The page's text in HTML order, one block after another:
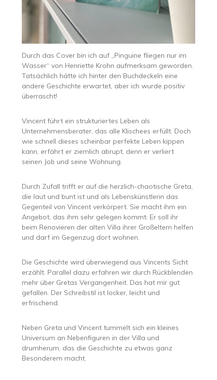
Durch das Cover bin ich auf „Pinguine fliegen nur im
Wasser“ von Henriette Krohn aufmerksam geworden.
Tatsächlich hätte ich hinter den Buchdeckeln eine
andere Geschichte erwartet, aber ich wurde positiv
überrascht!
Vincent führt ein strukturiertes Leben als
Unternehmensberater, das alle Klischees erfüllt. Doch
wie schnell dieses scheinbar perfekte Leben kippen
kann, erfährt er ziemlich abrupt, denn er verliert
seinen Job und seine Wohnung.
Durch Zufall trifft er auf die herzlich-chaotische Greta,
die laut und bunt ist und als Lebenskünstlerin das
Gegenteil von Vincent verkörpert. Sie macht ihm ein
Angebot, das ihm sehr gelegen kommt: Er soll ihr
beim Renovieren der alten Villa ihrer Großeltern helfen
und darf im Gegenzug dort wohnen.
Die Geschichte wird überwiegend aus Vincents Sicht
erzählt. Parallel dazu erfahren wir durch Rückblenden
mehr über Gretas Vergangenheit. Das hat mir gut
gefallen. Der Schreibstil ist locker, leicht und
erfrischend.
Neben Greta und Vincent tummelt sich ein kleines
Universum an Nebenfiguren in der Villa und
drumherum, das die Geschichte zu etwas ganz
Besonderem macht.